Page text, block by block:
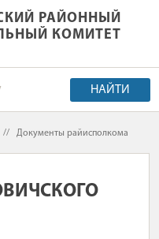
РАЙОННЫЙ
РАЙОННЫЙ
КОМИТЕТ
НАЙТИ
// Документы райисполкома